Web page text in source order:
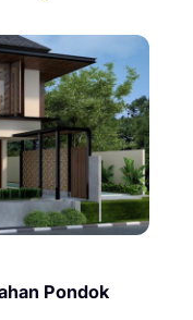
Pondok